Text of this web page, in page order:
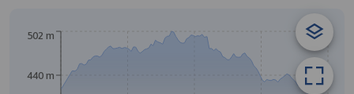
440 m
502 m